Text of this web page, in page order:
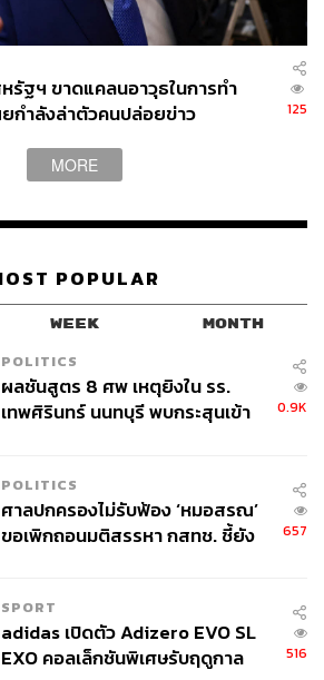
Content Creator สำนักข่าว THE
STANDARD WEALTH
รัฐฯ ขาดแคลนอาวุธในการทำ
กำลังล่าตัวคนปล่อยข่าว
125
MORE
POPULAR
WEEK MONTH
POLITICS
ผลชันสูตร 8 ศพ เหตุยิงใน รร.
เทพศิรินทร์ นนทบุรี พบกระสุนเข้า
0.9K
POLITICS
ศาลปกครองไม่รับฟ้อง ‘หมอสรณ’
ขอเพิกถอนมติสรรหา กสทช. ชี้ยัง
657
SPORT
adidas เปิดตัว Adizero EVO SL
EXO คอลเล็กชันพิเศษรับฤดูกาล
516